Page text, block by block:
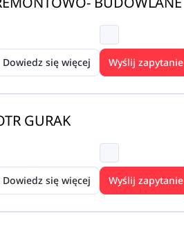
Dowiedz się więcej Wyślij zapytanie
GURAK
Dowiedz się więcej Wyślij zapytanie